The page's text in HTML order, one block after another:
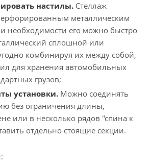
настилы. Стеллаж
металлическим
необходимости его можно быстро
сплошной или
комбинируя их между собой,
для хранения автомобильных
грузов;
установки. Можно соединять
без ограничения длины,
или в несколько рядов "спина к
отдельно стоящие секции.